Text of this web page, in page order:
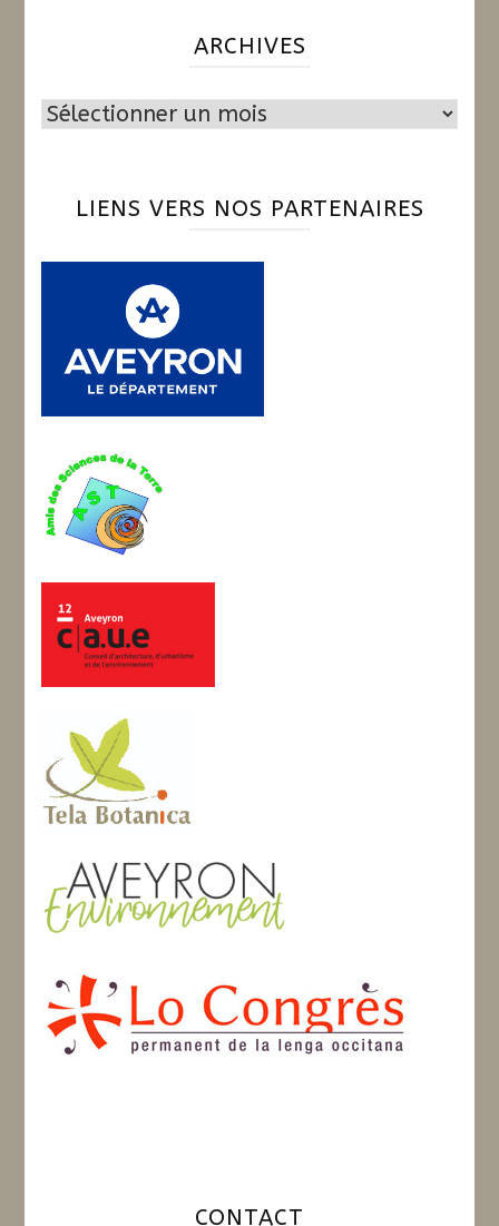
ARCHIVES
Archives
LIENS VERS NOS PARTENAIRES
CONTACT